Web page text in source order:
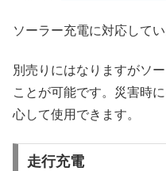
ソーラー充電に対応してい
別売りにはなりますがソ
ことが可能です。災害時
心して使用できます。
走行充電